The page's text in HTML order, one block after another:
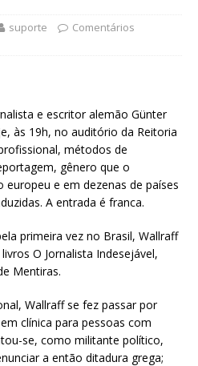
suporte
Comentários
e escritor alemão Günter
às 19h, no auditório da Reitoria
métodos de
gênero que o
e em dezenas de países
A entrada é franca.
primeira vez no Brasil, Wallraff
O Jornalista Indesejável,
Mentiras.
Wallraff se fez passar por
clínica para pessoas com
se, como militante político,
a então ditadura grega;